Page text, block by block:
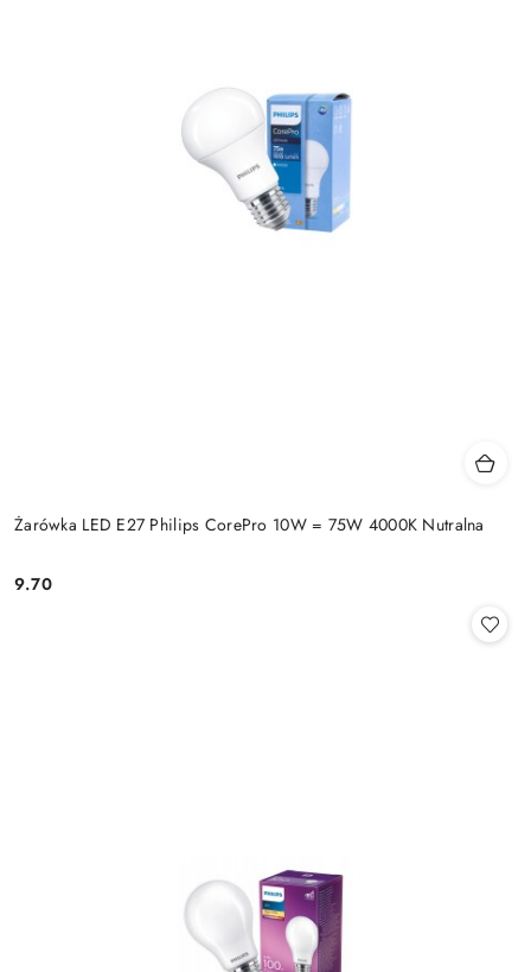
Żarówka LED E27 Philips CorePro 10W = 75W 4000K Nutralna
Cena:
9.70